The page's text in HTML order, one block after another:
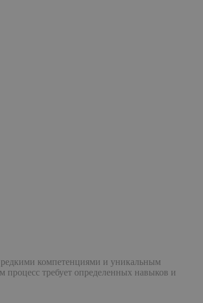
редкими компетенциями и уникальным
процесс требует определенных навыков и